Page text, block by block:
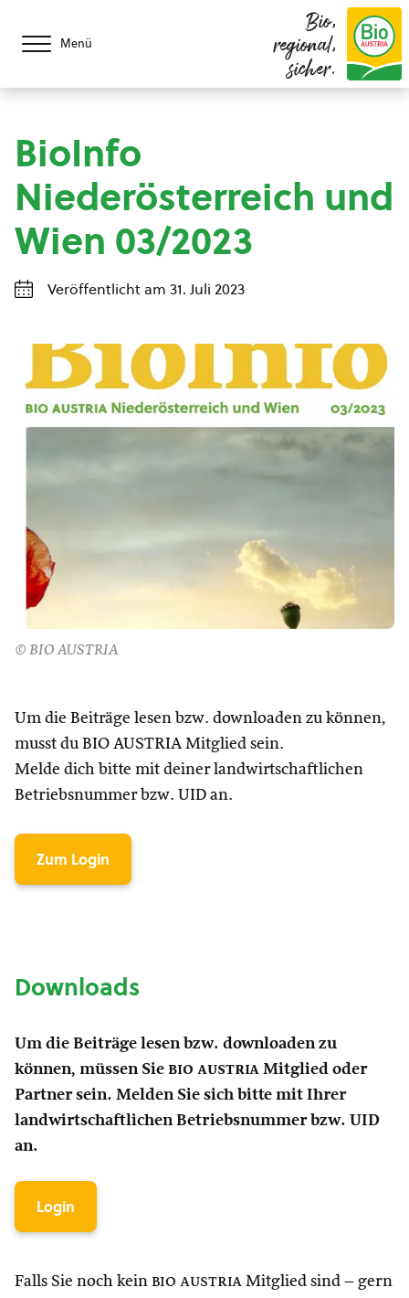
Menü
Bio,
regional,
sicher.
BioInfo
Niederösterreich und
Wien 03/2023
Veröffentlicht am 31. Juli 2023
© BIO AUSTRIA
Um die Beiträge lesen bzw. downloaden zu können,
musst du BIO AUSTRIA Mitglied sein.
Melde dich bitte mit deiner landwirtschaftlichen
Betriebsnummer bzw. UID an.
Zum Login
Downloads
Um die Beiträge lesen bzw. downloaden zu
können, müssen Sie bio austria Mitglied oder
Partner sein. Melden Sie sich bitte mit Ihrer
landwirtschaftlichen Betriebsnummer bzw. UID
an.
Login
Falls Sie noch kein bio austria Mitglied sind – gern